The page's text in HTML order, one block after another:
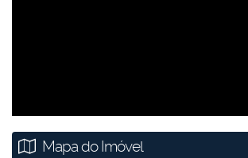
Mapa do Imóvel